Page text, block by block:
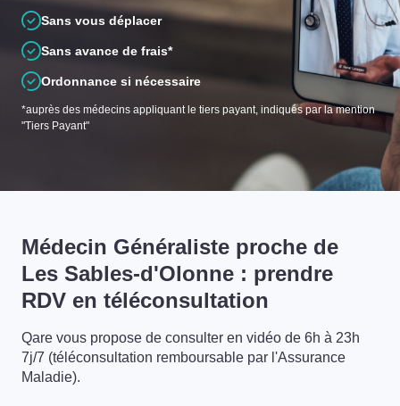
Sans vous déplacer
Sans avance de frais*
Ordonnance si nécessaire
*auprès des médecins appliquant le tiers payant, indiqués par la mention
"Tiers Payant"
Médecin Généraliste proche de
Les Sables-d'Olonne : prendre
RDV en téléconsultation
Qare vous propose de consulter en vidéo de 6h à 23h
7j/7 (téléconsultation remboursable par l'Assurance
Maladie).